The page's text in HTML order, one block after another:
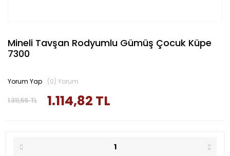
Mineli Tavşan Rodyumlu Gümüş Çocuk Küpe
7300
1.311,55 TL 1.114,82 TL
Yorum Yap (0) Yorum